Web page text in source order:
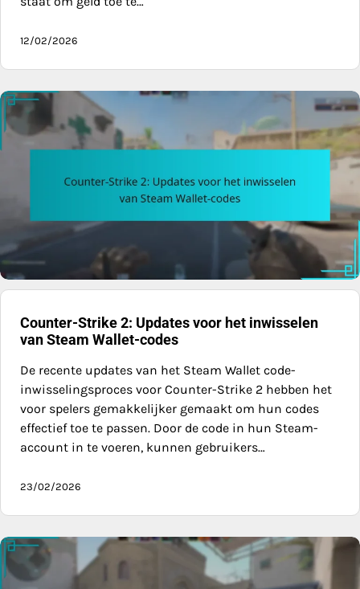
12/02/2026
Counter-Strike 2: Updates voor het inwisselen
van Steam Wallet-codes
De recente updates van het Steam Wallet code-
inwisselingsproces voor Counter-Strike 2 hebben het
voor spelers gemakkelijker gemaakt om hun codes
effectief toe te passen. Door de code in hun Steam-
account in te voeren, kunnen gebruikers…
23/02/2026